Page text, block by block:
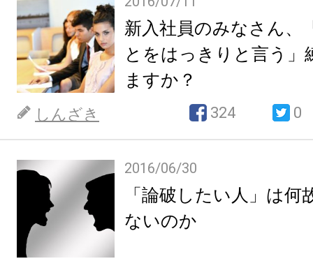
新入社員のみなさん、
とをはっきりと言う」
ますか？
しんざき 324 0
2016/06/30
「論破したい人」は何
ないのか